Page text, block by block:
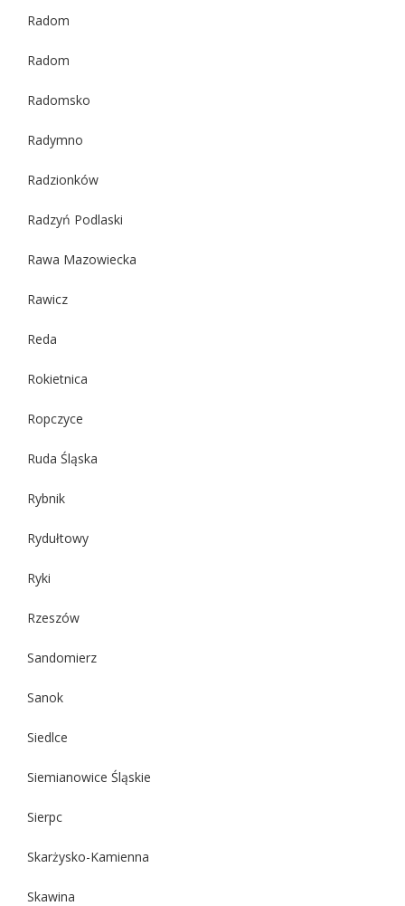
Radom
Radom
Radomsko
Radymno
Radzionków
Radzyń Podlaski
Rawa Mazowiecka
Rawicz
Reda
Rokietnica
Ropczyce
Ruda Śląska
Rybnik
Rydułtowy
Ryki
Rzeszów
Sandomierz
Sanok
Siedlce
Siemianowice Śląskie
Sierpc
Skarżysko-Kamienna
Skawina